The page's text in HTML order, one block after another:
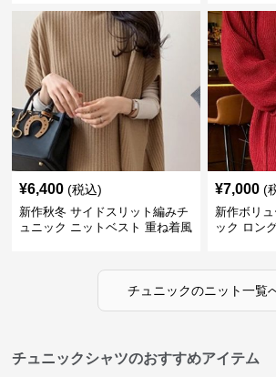
¥6,400 (税込)
新作秋冬 サイドスリット編みチ
ュニック ニットベスト 重ね着風
¥7,000 (
新作ボリ
ック ロン
チュニックのニット一覧
チュニックシャツのおすすめアイテム